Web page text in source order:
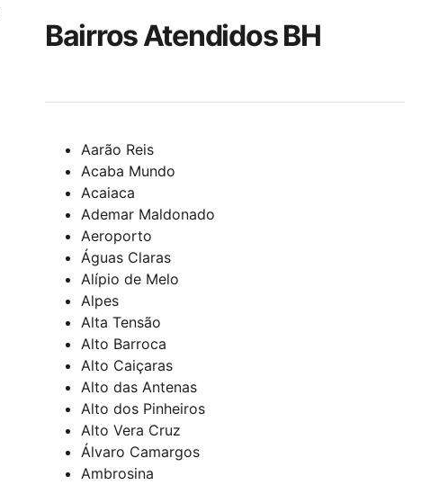
Bairros Atendidos BH
Aarão Reis
Acaba Mundo
Acaiaca
Ademar Maldonado
Aeroporto
Águas Claras
Alípio de Melo
Alpes
Alta Tensão
Alto Barroca
Alto Caiçaras
Alto das Antenas
Alto dos Pinheiros
Alto Vera Cruz
Álvaro Camargos
Ambrosina